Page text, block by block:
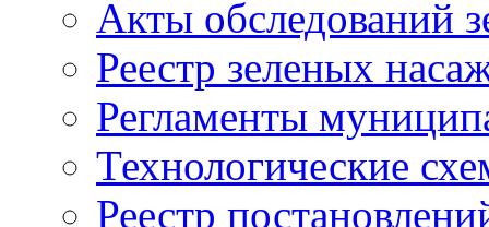
Акты обследований
Реестр зеленых
Регламенты
Технологические
Реестр